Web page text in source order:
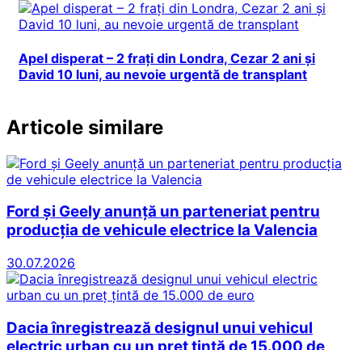
Apel disperat – 2 frați din Londra, Cezar 2 ani și
David 10 luni, au nevoie urgentă de transplant
Articole similare
Ford și Geely anunță un parteneriat pentru
producția de vehicule electrice la Valencia
30.07.2026
Dacia înregistrează designul unui vehicul
electric urban cu un preț țintă de 15.000 de